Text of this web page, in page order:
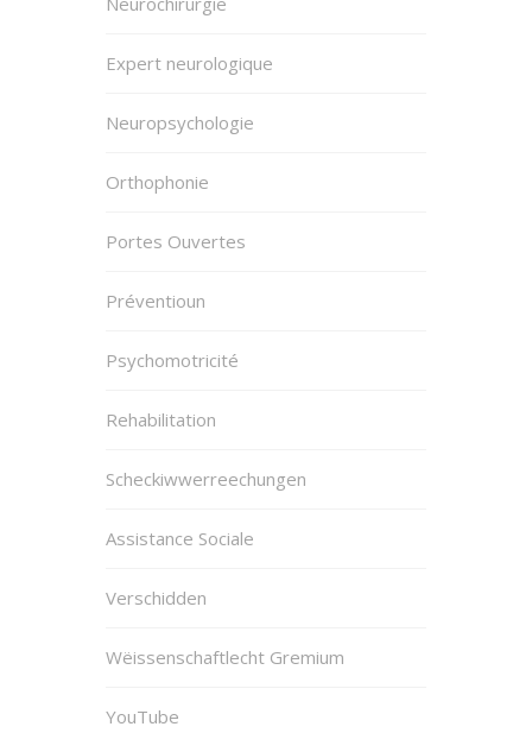
Expert neurologique
Neuropsychologie
Orthophonie
Portes Ouvertes
Préventioun
Psychomotricité
Rehabilitation
Scheckiwwerreechungen
Assistance Sociale
Verschidden
Wëissenschaftlecht Gremium
YouTube